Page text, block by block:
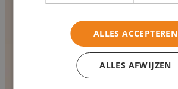
ALLES ACCEPTEREN
ALLES AFWIJZEN